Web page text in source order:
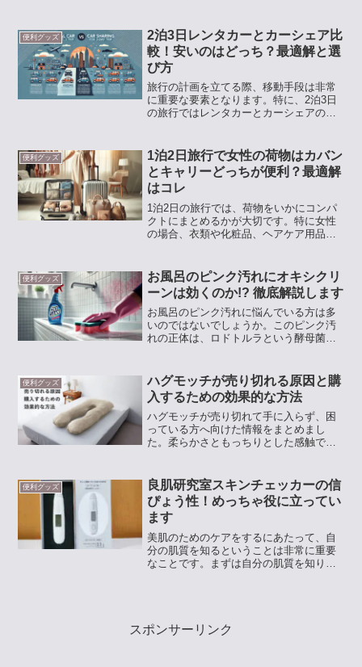
告有岡さんが結婚を発表してから初の生
放送番...
便利グッズ
2泊3日レンタカーとカーシェア比
較！安いのはどっち？最適解と選
び方
旅行の計画を立てる際、移動手段は非常
に重要な要素となります。特に、2泊3日
の旅行ではレンタカーとカーシェアのど
都市部での利便性や、地方の観光地を巡
る際の効率性を考慮する...
便利グッズ
1泊2日旅行で女性の荷物はカバン
とキャリーどっちが便利？最適解
はコレ
1泊2日の旅行では、荷物をいかにコンパ
クトにまとめるかが大切です。特に女性
の場合、衣類や化粧品、ヘアケア用品な
こともあるでしょう。本記事では、1泊2
日で必要な荷物容量に...
便利グッズ
お風呂のピンク汚れにオキシクリ
ーンは効くのか!? 徹底解説します
お風呂のピンク汚れに悩んでいる方は多
いのではないでしょうか。このピンク汚
れの正体は、ロドトルラという酵母菌
呂のピンク汚れを落とそうと考える方も
多いですが、完全には落とし...
便利グッズ
ハグモッチが売り切れる原因と購
入するための効果的な方法
ハグモッチが売り切れて手に入らず、困
っている方へ向けた情報をまとめまし
た。柔らかさともっちりとした感触で人
受けています。そのため、売り切れるこ
とが多く、購入が難しい時期...
便利グッズ
良肌研究室スキンチェッカーの信
ぴょう性！めっちゃ役に立ってい
ます
美肌のためのケアをするにあたって、自
分の肌質を知るということは非常に重要
なことです。まずは自分の肌質を知り、
スポンサーリンク